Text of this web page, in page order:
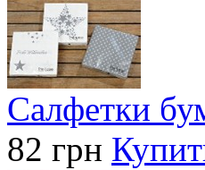
Салфетки
82 грн